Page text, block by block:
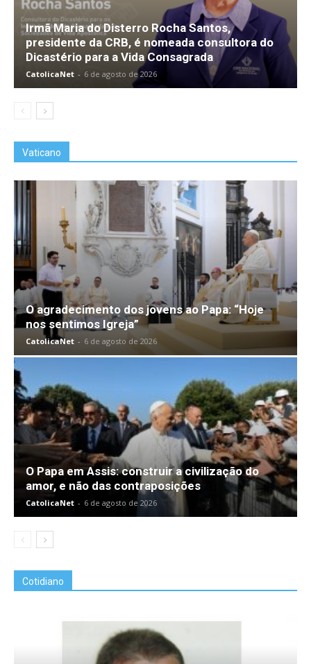
Irmã Maria do Disterro Rocha Santos,
presidente da CRB, é nomeada consultora do
Dicastério para a Vida Consagrada
CatolicaNet - 6 de agosto de 2026
Vaticano
O agradecimento dos jovens ao Papa: “Hoje
nos sentimos Igreja”
CatolicaNet - 6 de agosto de 2026
O Papa em Assis: construir a civilização do
amor, e não das contraposições
CatolicaNet - 6 de agosto de 2026
Cotidiano